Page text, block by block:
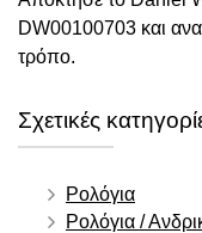
DW00100703 και
τρόπο.
Σχετικές
Ρολόγια
Ρολόγια /